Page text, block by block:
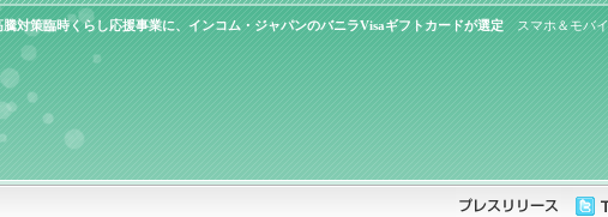
スマホ＆モバイ
対策臨時くらし応援事業に、インコム・ジャパンのバニラVisaギフトカードが選定